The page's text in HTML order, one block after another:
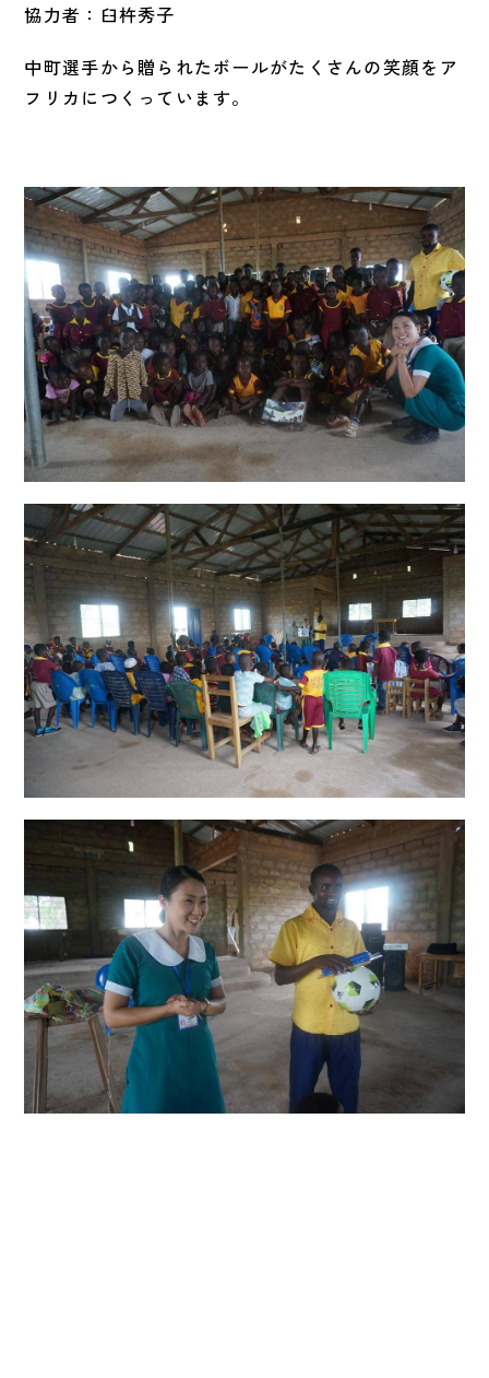
協力者：臼杵秀子
中町選手から贈られたボールがたくさんの笑顔をア
フリカにつくっています。